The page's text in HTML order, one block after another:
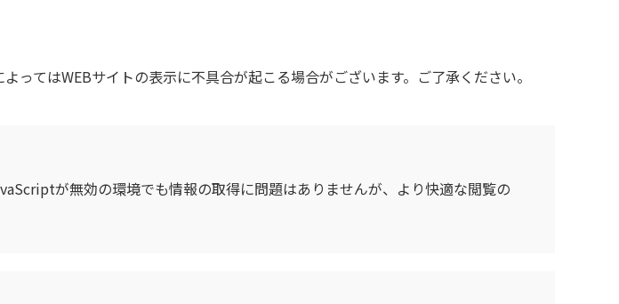
てはWEBサイトの表示に不具合が起こる場合がございます。ご了承ください。
が無効の環境でも情報の取得に問題はありませんが、より快適な閲覧の